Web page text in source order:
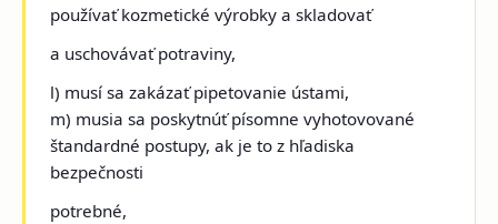
používať kozmetické výrobky a skladovať
a uschovávať potraviny,
l) musí sa zakázať pipetovanie ústami,
m) musia sa poskytnúť písomne vyhotovované
štandardné postupy, ak je to z hľadiska
bezpečnosti
potrebné,